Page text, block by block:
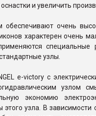
и увеличить
обеспечивают очень
характерен очень
специальные
узлы.
e-victory с
узлом
экономию
этого узла. В